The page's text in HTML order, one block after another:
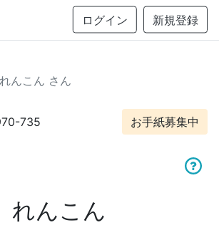
ログイン 新規登録
れんこん さん
735 お手紙募集中
れんこん